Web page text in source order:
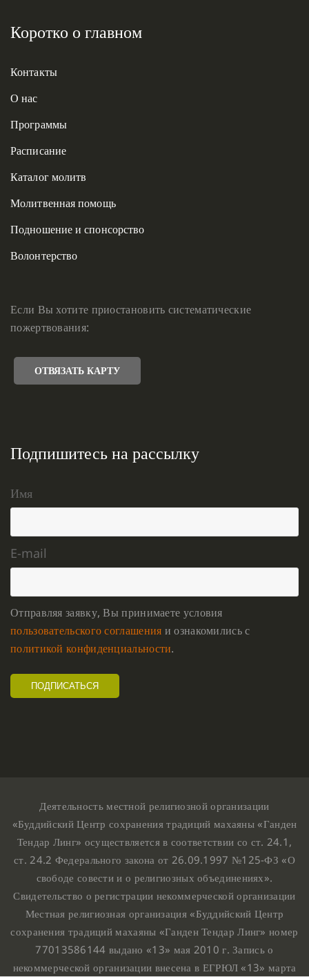
Коротко о главном
Контакты
О нас
Программы
Расписание
Каталог молитв
Молитвенная помощь
Подношение и спонсорство
Волонтерство
Если Вы хотите приостановить систематические
пожертвования:
ОТВЯЗАТЬ КАРТУ
Подпишитесь на рассылку
Имя
E-mail
Отправляя заявку, Вы принимаете условия
пользовательского соглашения и ознакомились с
политикой конфиденциальности.
Деятельность местной религиозной организации
«Буддийский Центр сохранения традиций махаяны «Ганден
Тендар Линг» осуществляется в соответствии со ст. 24.1,
ст. 24.2 Федерального закона от 26.09.1997 №125-ФЗ «О
свободе совести и о религиозных объединениях».
Свидетельство о регистрации некоммерческой организации
Местная религиозная организация «Буддийский Центр
сохранения традиций махаяны «Ганден Тендар Линг» номер
77013586144 выдано «13» мая 2010 г. Запись о
некоммерческой организации внесена в ЕГРЮЛ «13» марта